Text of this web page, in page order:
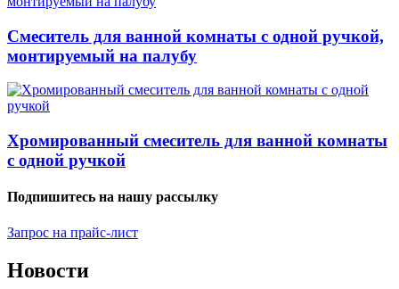
Смеситель для ванной комнаты с одной ручкой,
монтируемый на палубу
Хромированный смеситель для ванной комнаты
с одной ручкой
Подпишитесь на нашу рассылку
Запрос на прайс-лист
Новости